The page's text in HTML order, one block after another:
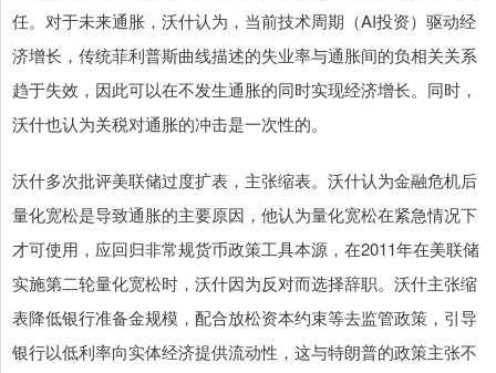
任。对于未来通胀，沃什认为，当前技术周期（AI投资）驱动经
济增长，传统菲利普斯曲线描述的失业率与通胀间的负相关关系
趋于失效，因此可以在不发生通胀的同时实现经济增长。同时，
沃什也认为关税对通胀的冲击是一次性的。
沃什多次批评美联储过度扩表，主张缩表。沃什认为金融危机后
量化宽松是导致通胀的主要原因，他认为量化宽松在紧急情况下
才可使用，应回归非常规货币政策工具本源，在2011年在美联储
实施第二轮量化宽松时，沃什因为反对而选择辞职。沃什主张缩
表降低银行准备金规模，配合放松资本约束等去监管政策，引导
银行以低利率向实体经济提供流动性，这与特朗普的政策主张不